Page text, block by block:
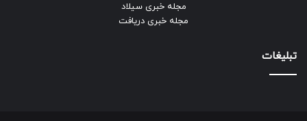
مجله خبری سیلاد
مجله خبری دریافت
تبلیغات